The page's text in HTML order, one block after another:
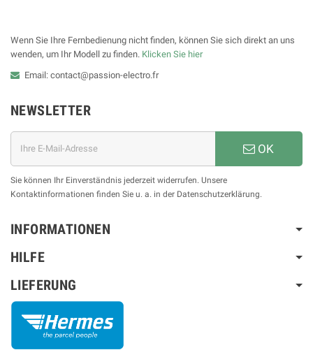
Wenn Sie Ihre Fernbedienung nicht finden, können Sie sich direkt an uns
wenden, um Ihr Modell zu finden. Klicken Sie hier
Email: contact@passion-electro.fr
NEWSLETTER
OK
Sie können Ihr Einverständnis jederzeit widerrufen. Unsere
Kontaktinformationen finden Sie u. a. in der Datenschutzerklärung.
INFORMATIONEN
HILFE
LIEFERUNG